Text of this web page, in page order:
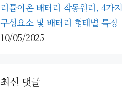
리튬이온 배터리 작동원리, 4가지
구성요소 및 배터리 형태별 특징
10/05/2025
최신 댓글